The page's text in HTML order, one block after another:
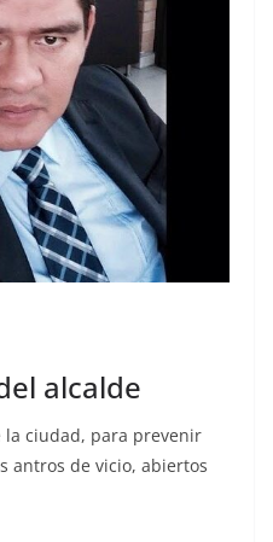
alcalde
ciudad, para prevenir
antros de vicio, abiertos